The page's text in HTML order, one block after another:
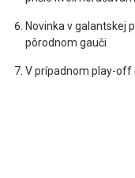
Novinka v galantskej
pôrodnom gauči
V prípadnom play-off